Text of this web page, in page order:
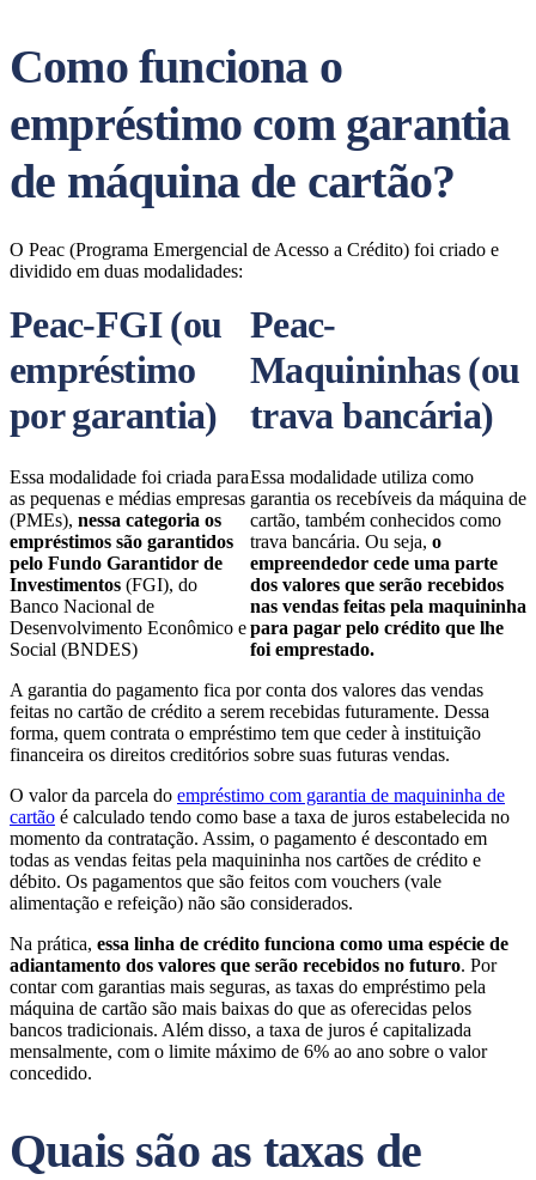
Como funciona o
empréstimo com garantia
de máquina de cartão?
O Peac (Programa Emergencial de Acesso a Crédito) foi criado e
dividido em duas modalidades:
Peac-FGI (ou
empréstimo
por garantia)
Essa modalidade foi criada para
as pequenas e médias empresas
(PMEs), nessa categoria os
empréstimos são garantidos
pelo Fundo Garantidor de
Investimentos (FGI), do
Banco Nacional de
Desenvolvimento Econômico e
Social (BNDES)
Peac-
Maquininhas (ou
trava bancária)
Essa modalidade utiliza como
garantia os recebíveis da máquina de
cartão, também conhecidos como
trava bancária. Ou seja, o
empreendedor cede uma parte
dos valores que serão recebidos
nas vendas feitas pela maquininha
para pagar pelo crédito que lhe
foi emprestado.
A garantia do pagamento fica por conta dos valores das vendas
feitas no cartão de crédito a serem recebidas futuramente. Dessa
forma, quem contrata o empréstimo tem que ceder à instituição
financeira os direitos creditórios sobre suas futuras vendas.
O valor da parcela do empréstimo com garantia de maquininha de
cartão é calculado tendo como base a taxa de juros estabelecida no
momento da contratação. Assim, o pagamento é descontado em
todas as vendas feitas pela maquininha nos cartões de crédito e
débito. Os pagamentos que são feitos com vouchers (vale
alimentação e refeição) não são considerados.
Na prática, essa linha de crédito funciona como uma espécie de
adiantamento dos valores que serão recebidos no futuro. Por
contar com garantias mais seguras, as taxas do empréstimo pela
máquina de cartão são mais baixas do que as oferecidas pelos
bancos tradicionais. Além disso, a taxa de juros é capitalizada
mensalmente, com o limite máximo de 6% ao ano sobre o valor
concedido.
Quais são as taxas de